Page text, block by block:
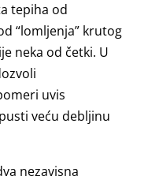
tepiha od
“lomljenja” krutog
neka od četki. U
uvis
veću debljinu
nezavisna